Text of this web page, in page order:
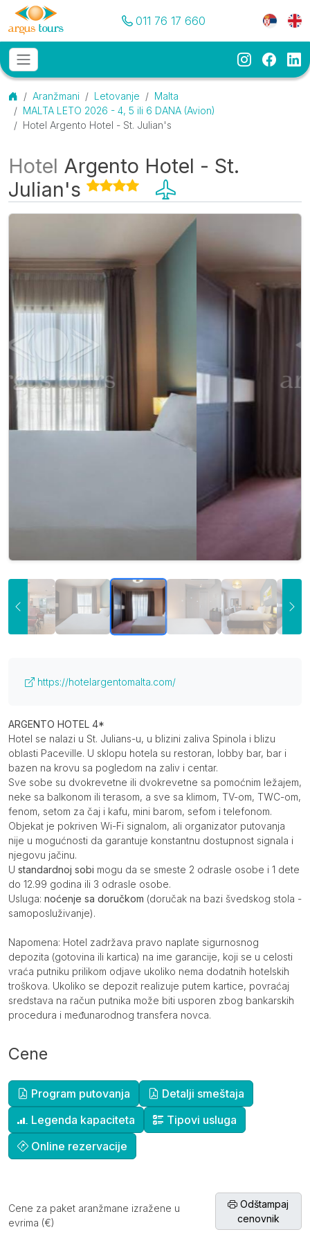
Pozovite nas
011 76 17 660 Meni
Osnovni meni
MENU
Instagram
Početna
Aranžmani Letovanje
Malta
MALTA LETO 2026 - 4, 5 ili 6 DANA (Avion)
Hotel Argento Hotel - St. Julian's
Hotel Argento Hotel - St.
Julian's
O smeštaju
Galerija
Više o smeštaju (otvoriti u novom tabu)
https://hotelargentomalta.com/
Opis
ARGENTO HOTEL 4*
Hotel se nalazi u St. Julians-u, u blizini zaliva Spinola i blizu
oblasti Paceville. U sklopu hotela su restoran, lobby bar, bar i
bazen na krovu sa pogledom na zaliv i centar.
Sve sobe su dvokrevetne ili dvokrevetne sa pomoćnim ležajem,
neke sa balkonom ili terasom, a sve sa klimom, TV-om, TWC-om,
fenom, setom za čaj i kafu, mini barom, sefom i telefonom.
Objekat je pokriven Wi-Fi signalom, ali organizator putovanja
nije u mogućnosti da garantuje konstantnu dostupnost signala i
njegovu jačinu.
U standardnoj sobi mogu da se smeste 2 odrasle osobe i 1 dete
do 12.99 godina ili 3 odrasle osobe.
Usluga: noćenje sa doručkom (doručak na bazi švedskog stola -
samoposluživanje).
Napomena: Hotel zadržava pravo naplate sigurnosnog
depozita (gotovina ili kartica) na ime garancije, koji se u celosti
vraća putniku prilikom odjave ukoliko nema dodatnih hotelskih
troškova. Ukoliko se depozit realizuje putem kartice, povraćaj
sredstava na račun putnika može biti usporen zbog bankarskih
procedura i međunarodnog transfera novca.
Cene
Cene za paket aranžmane izražene u
evrima (€)
Odštampaj
cenovnik
Dopunske informacije
Program putovanja
Detalji smeštaja
Legenda kapaciteta
Tipovi usluga
Online rezervacije